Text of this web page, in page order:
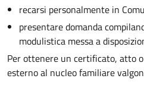
recarsi personalmente in
presentare domanda
modulistica messa a
Per ottenere un certificato, atto
esterno al nucleo familiare